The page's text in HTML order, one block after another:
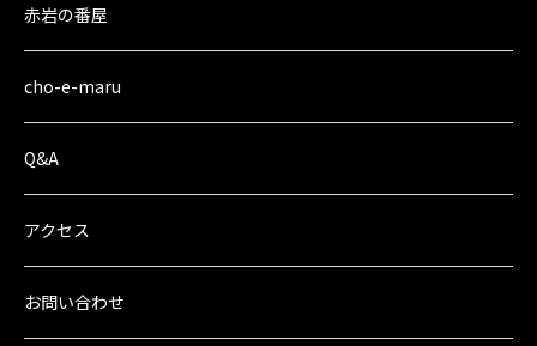
赤岩の番屋
cho-e-maru
Q&A
アクセス
お問い合わせ